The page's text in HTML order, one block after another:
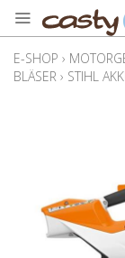
E-SHOP ›
BLÄSER › STIHL